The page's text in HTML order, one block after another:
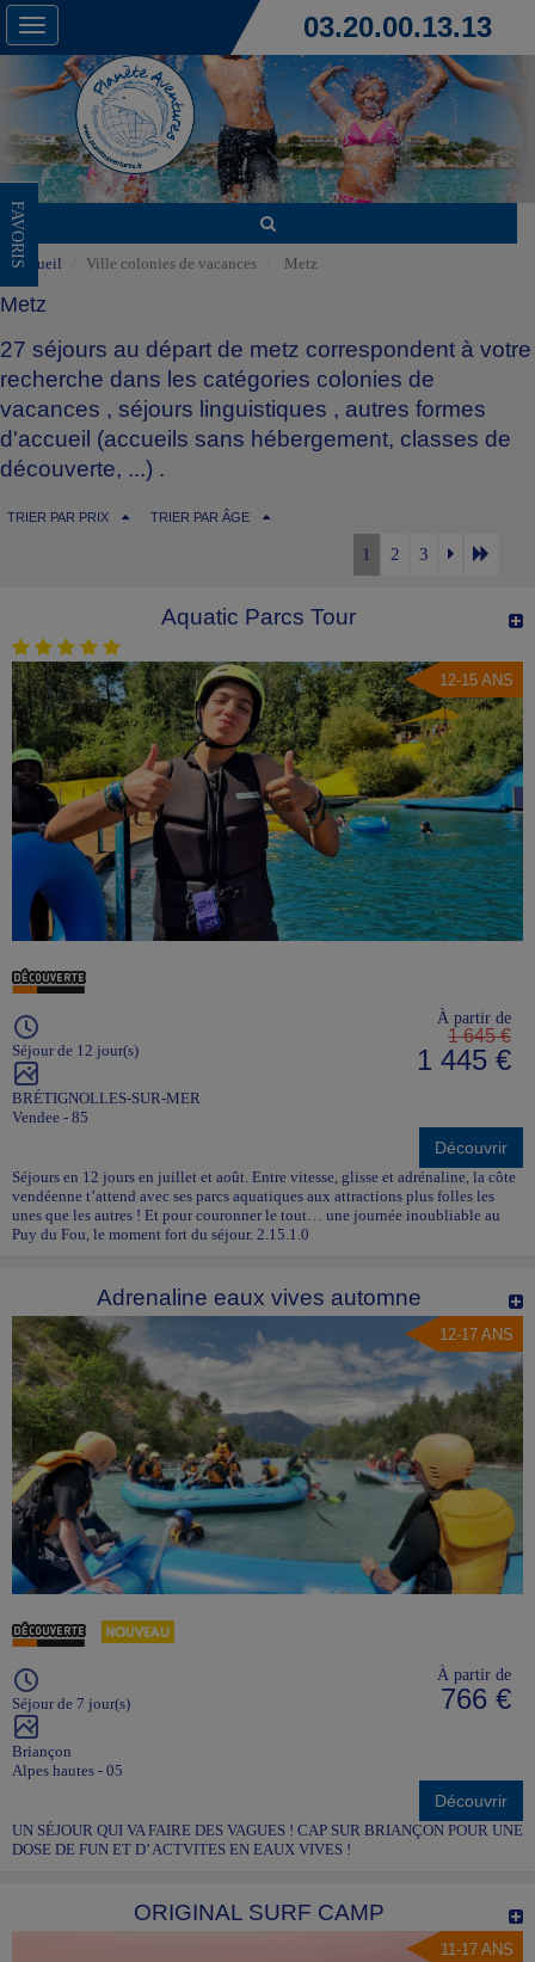
Toggle
navigation
03.20.00.13.13
FAVORIS
Accueil Ville colonies de vacances Metz
Metz
27 séjours au départ de metz correspondent à votre
recherche dans les catégories colonies de
vacances , séjours linguistiques , autres formes
d'accueil (accueils sans hébergement, classes de
découverte, ...) .
TRIER PAR PRIX TRIER PAR ÂGE
1 2 3
Aquatic Parcs Tour
12-15 ANS
Séjour de 12 jour(s)
BRÉTIGNOLLES-SUR-MER
Vendee - 85
À partir de
1 645 €
1 445 €
Découvrir
Séjours en 12 jours en juillet et août. Entre vitesse, glisse et adrénaline, la côte
vendéenne t’attend avec ses parcs aquatiques aux attractions plus folles les
unes que les autres ! Et pour couronner le tout… une journée inoubliable au
Puy du Fou, le moment fort du séjour. 2.15.1.0
Adrenaline eaux vives automne
12-17 ANS
Séjour de 7 jour(s)
Briançon
Alpes hautes - 05
À partir de
766 €
Découvrir
UN SÉJOUR QUI VA FAIRE DES VAGUES ! CAP SUR BRIANÇON POUR UNE
DOSE DE FUN ET D’ ACTVITES EN EAUX VIVES !
ORIGINAL SURF CAMP
11-17 ANS